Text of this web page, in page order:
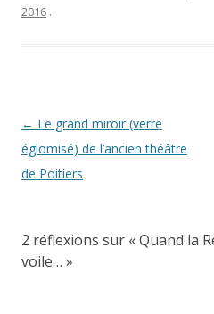
2016 .
Navigation
des
articles
← Le grand miroir (verre
églomisé) de l’ancien théâtre
de Poitiers
2 réflexions sur «Quand la
voile… »